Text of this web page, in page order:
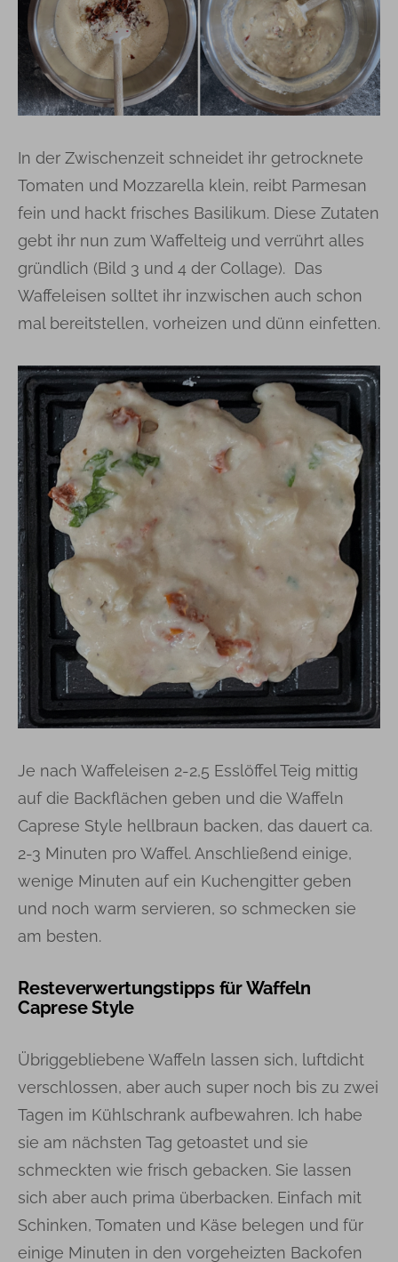
In der Zwischenzeit schneidet ihr getrocknete
Tomaten und Mozzarella klein, reibt Parmesan
fein und hackt frisches Basilikum. Diese Zutaten
gebt ihr nun zum Waffelteig und verrührt alles
gründlich (Bild 3 und 4 der Collage). Das
Waffeleisen solltet ihr inzwischen auch schon
mal bereitstellen, vorheizen und dünn einfetten.
Je nach Waffeleisen 2-2,5 Esslöffel Teig mittig
auf die Backflächen geben und die Waffeln
Caprese Style hellbraun backen, das dauert ca.
2-3 Minuten pro Waffel. Anschließend einige,
wenige Minuten auf ein Kuchengitter geben
und noch warm servieren, so schmecken sie
am besten.
Resteverwertungstipps für Waffeln
Caprese Style
Übriggebliebene Waffeln lassen sich, luftdicht
verschlossen, aber auch super noch bis zu zwei
Tagen im Kühlschrank aufbewahren. Ich habe
sie am nächsten Tag getoastet und sie
schmeckten wie frisch gebacken. Sie lassen
sich aber auch prima überbacken. Einfach mit
Schinken, Tomaten und Käse belegen und für
einige Minuten in den vorgeheizten Backofen